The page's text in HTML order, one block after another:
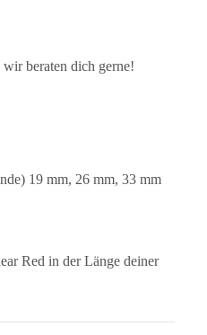
beraten dich gerne!
19 mm, 26 mm, 33 mm
Red in der Länge deiner